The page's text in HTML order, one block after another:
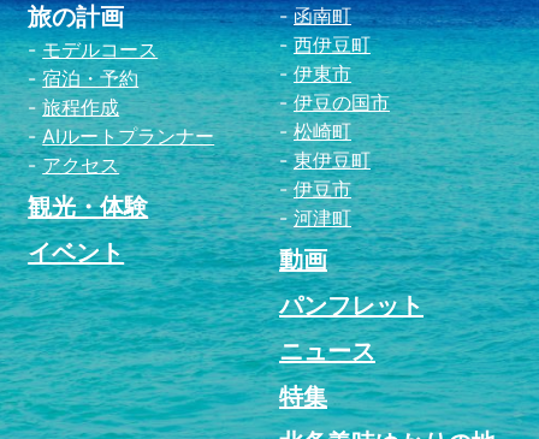
旅の計画
モデルコース
宿泊・予約
旅程作成
AIルートプランナー
アクセス
観光・体験
イベント
函南町
西伊豆町
伊東市
伊豆の国市
松崎町
東伊豆町
伊豆市
河津町
動画
パンフレット
ニュース
特集